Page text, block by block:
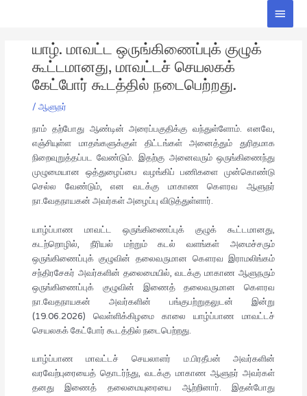
Main
யாழ். மாவட்ட ஒருங்கிணைப்புக் குழுக்
கூட்டமானது, மாவட்டச் செயலகக்
கேட்போர் கூடத்தில் நடைபெற்றது.
/ ஆளுநர்
நாம் தற்போது ஆண்டின் அரைப்பகுதிக்கு வந்துள்ளோம். எனவே,
எஞ்சியுள்ள மாதங்களுக்குள் திட்டங்கள் அனைத்தும் துரிதமாக
நிறைவுறுத்தப்பட வேண்டும். இதற்கு அனைவரும் ஒருங்கிணைந்து
முழுமையான ஒத்துழைப்பை வழங்கிப் பணிகளை முன்கொண்டு
செல்ல வேண்டும், என வடக்கு மாகாண கௌரவ ஆளுநர்
நா.வேதநாயகன் அவர்கள் அழைப்பு விடுத்துள்ளார்.
யாழ்ப்பாண மாவட்ட ஒருங்கிணைப்புக் குழுக் கூட்டமானது,
கடற்றொழில், நீரியல் மற்றும் கடல் வளங்கள் அமைச்சரும்
ஒருங்கிணைப்புக் குழுவின் தலைவருமான கௌரவ இராமலிங்கம்
சந்திரசேகர் அவர்களின் தலைமையில், வடக்கு மாகாண ஆளுநரும்
ஒருங்கிணைப்புக் குழுவின் இணைத் தலைவருமான கௌரவ
நா.வேதநாயகன் அவர்களின் பங்குபற்றுதலுடன் இன்று
(19.06.2026) வெள்ளிக்கிழமை காலை யாழ்ப்பாண மாவட்டச்
செயலகக் கேட்போர் கூடத்தில் நடைபெற்றது.
யாழ்ப்பாண மாவட்டச் செயலாளர் ம.பிரதீபன் அவர்களின்
வரவேற்புரையைத் தொடர்ந்து, வடக்கு மாகாண ஆளுநர் அவர்கள்
தனது இணைத் தலைமையுரையை ஆற்றினார். இதன்போது
navigation